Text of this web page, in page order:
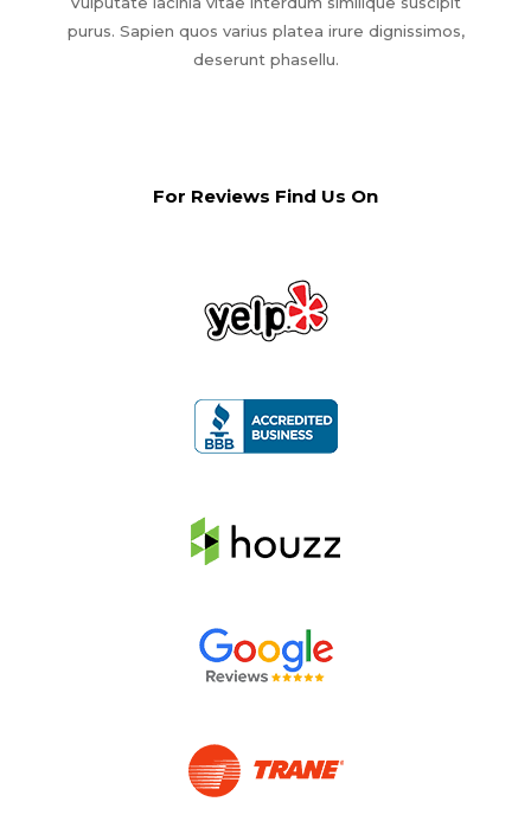
purus. Sapien quos varius platea irure dignissimos,
deserunt phasellu.
For Reviews Find Us On